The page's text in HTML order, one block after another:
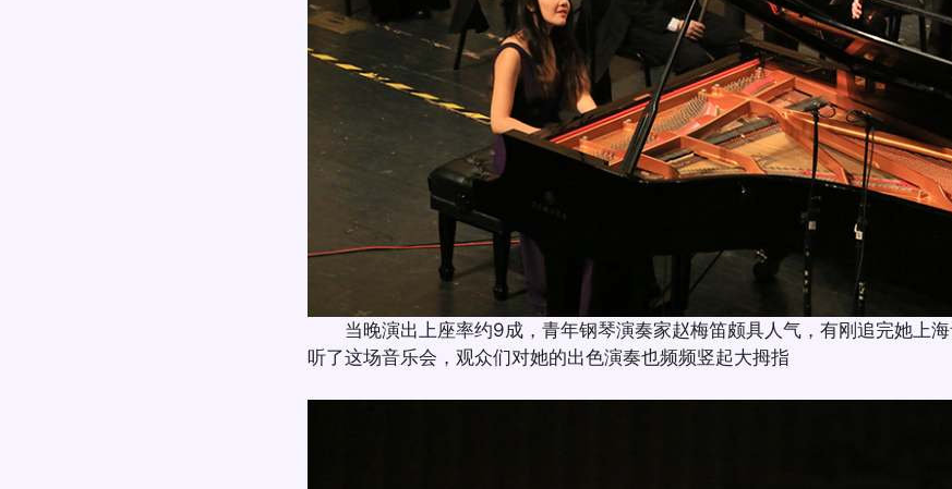
当晚演出上座率约9成，青年钢琴演奏家赵梅笛颇具人气，有刚追完她上海
听了这场音乐会，观众们对她的出色演奏也频频竖起大拇指